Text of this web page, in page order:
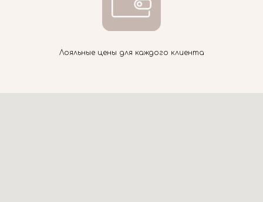
Лояльные цены для каждого клиента